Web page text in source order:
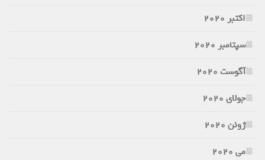
اکتبر 2020
سپتامبر 2020
آگوست 2020
جولای 2020
ژوئن 2020
می 2020